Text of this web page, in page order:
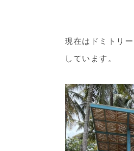
現在はドミトリ
しています。